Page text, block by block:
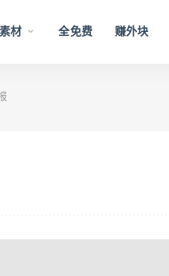
材 全免费 赚外块